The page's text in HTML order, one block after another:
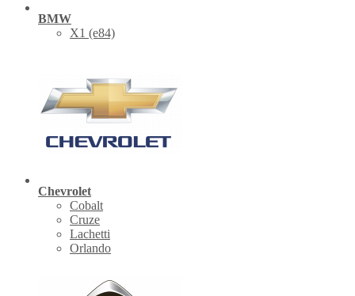
BMW
X1 (е84)
Chevrolet
Cobalt
Cruze
Lachetti
Orlando